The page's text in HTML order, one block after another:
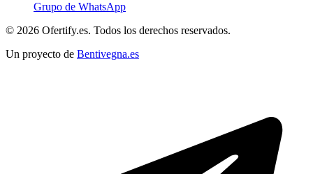
Grupo de WhatsApp
© 2026 Ofertify.es. Todos los derechos reservados.
Un proyecto de Bentivegna.es